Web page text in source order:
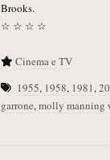
Brooks.
☆ ☆ ☆ ☆
Cinema e TV
1955, 1958, 1981,
garrone,molly manning